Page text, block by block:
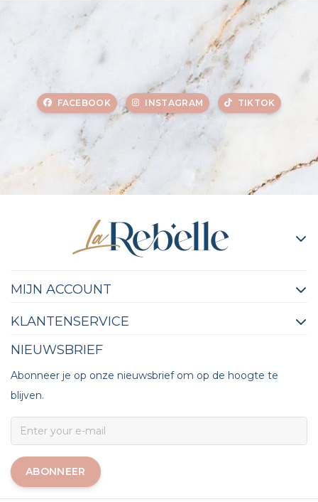
FACEBOOK INSTAGRAM TIKTOK
MIJN ACCOUNT
KLANTENSERVICE
NIEUWSBRIEF
Abonneer je op onze nieuwsbrief om op de hoogte te
blijven.
ABONNEER